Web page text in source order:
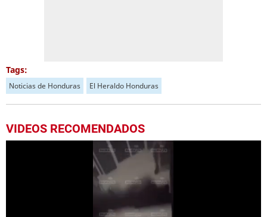
Tags:
Noticias de Honduras El Heraldo Honduras
VIDEOS RECOMENDADOS